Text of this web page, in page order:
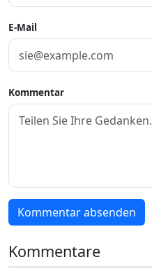
E-Mail
Kommentar
Kommentar absenden
Kommentare